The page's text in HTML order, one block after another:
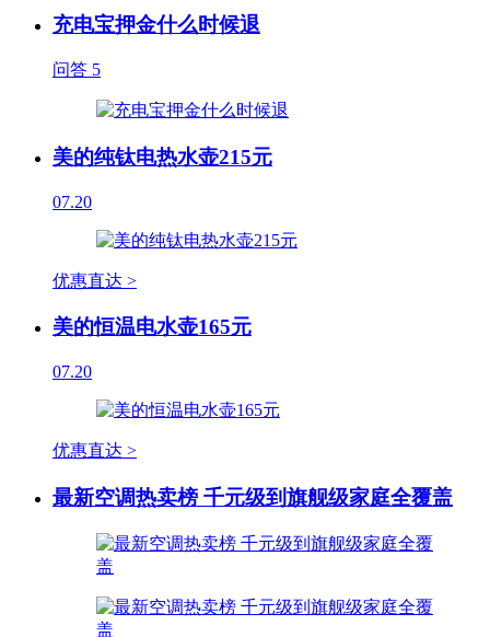
充电宝押金什么时候退
问答 5
美的纯钛电热水壶215元
07.20
优惠直达 >
美的恒温电水壶165元
07.20
优惠直达 >
最新空调热卖榜 千元级到旗舰级家庭全覆盖